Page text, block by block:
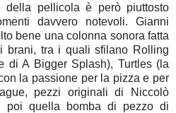
della pellicola è però piuttosto
davvero notevoli. Gianni
bene una colonna sonora fatta
brani, tra i quali sfilano Rolling
di A Bigger Splash), Turtles (la
la passione per la pizza e per
pezzi originali di Niccolò
poi quella bomba di pezzo di